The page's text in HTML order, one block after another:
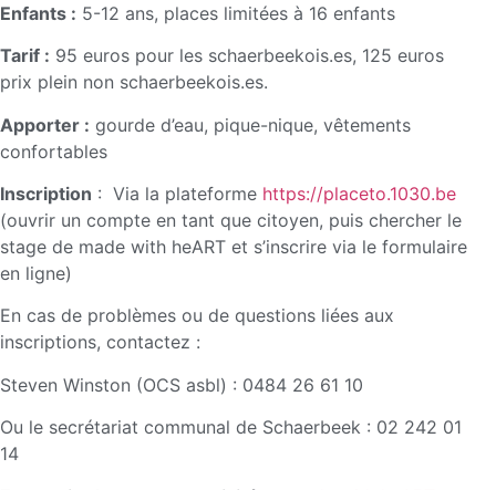
Enfants : 5-12 ans, places limitées à 16 enfants
Tarif : 95 euros pour les schaerbeekois.es, 125 euros
prix plein non schaerbeekois.es.
Apporter : gourde d’eau, pique-nique, vêtements
confortables
Inscription : Via la plateforme https://placeto.1030.be
(ouvrir un compte en tant que citoyen, puis chercher le
stage de made with heART et s’inscrire via le formulaire
en ligne)
En cas de problèmes ou de questions liées aux
inscriptions, contactez :
Steven Winston (OCS asbl) : 0484 26 61 10
Ou le secrétariat communal de Schaerbeek : 02 242 01
14